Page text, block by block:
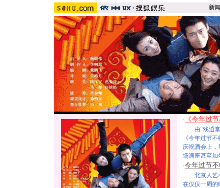
新闻
· 《今年过
由“戏逍堂”
《今年过节
庆祝酒会上
场满座甚至
·今年过节
北京人艺小
在仅仅一周的